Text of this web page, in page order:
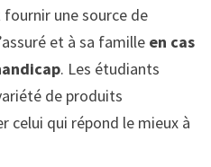
une source de
et à sa familleen cas
. Les étudiants
de produits
celui qui répond le mieux à